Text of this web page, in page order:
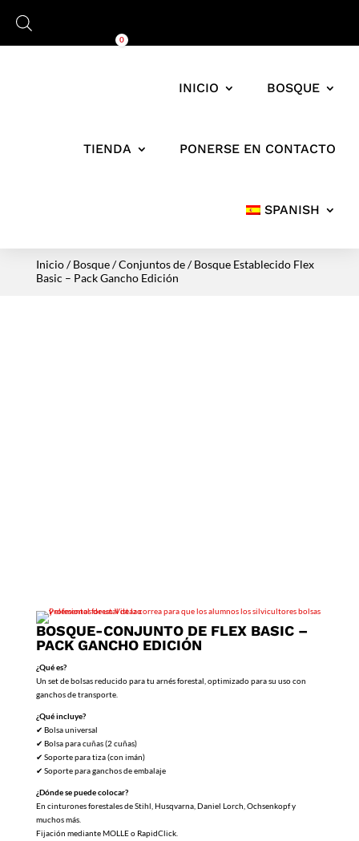
0
INICIO BOSQUE
TIENDA PONERSE EN CONTACTO
SPANISH
Inicio/Bosque/Conjuntos de/ Bosque Establecido Flex
Basic – Pack Gancho Edición
BOSQUE-CONJUNTO DE FLEX BASIC –
PACK GANCHO EDICIÓN
¿Qué es?
Un set de bolsas reducido para tu arnés forestal, optimizado para su uso con
ganchos de transporte.
¿Qué incluye?
✔ Bolsa universal
✔ Bolsa para cuñas (2 cuñas)
✔ Soporte para tiza (con imán)
✔ Soporte para ganchos de embalaje
¿Dónde se puede colocar?
En cinturones forestales de Stihl, Husqvarna, Daniel Lorch, Ochsenkopf y
muchos más.
Fijación mediante MOLLE o RapidClick.